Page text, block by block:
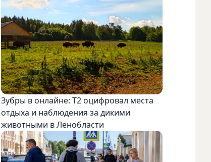
Зубры в онлайне: Т2 оцифровал места
отдыха и наблюдения за дикими
животными в Ленобласти